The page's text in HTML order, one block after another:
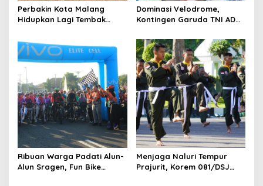
Perbakin Kota Malang
Hidupkan Lagi Tembak
IPSC Mini Tourney Seri I
Dominasi Velodrome,
Kontingen Garuda TNI AD
Championship 2026
Ribuan Warga Padati Alun-
Alun Sragen, Fun Bike
Menjaga Naluri Tempur
Prajurit, Korem 081/DSJ